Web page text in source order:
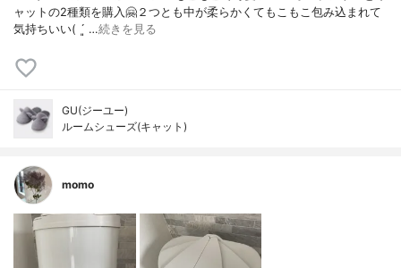
ャットの2種類を購入🤗２つとも中が柔らかくてもこもこ包み込まれて
気持ちいい( ´͈ …続きを見る
GU(ジーユー)
ルームシューズ(キャット)
momo